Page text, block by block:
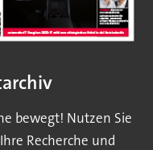
bewegt! Nutzen Sie
Recherche und